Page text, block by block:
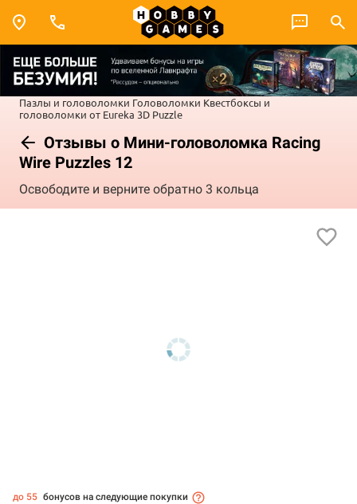
Пазлы и головоломки Головоломки Квестбоксы и
головоломки от Eureka 3D Puzzle
Отзывы о Мини-головоломка Racing
Wire Puzzles 12
Освободите и верните обратно 3 кольца
до 55 бонусов на следующие покупки